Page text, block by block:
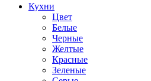
Кухни
Цвет
Белые
Черные
Желтые
Красные
Зеленые